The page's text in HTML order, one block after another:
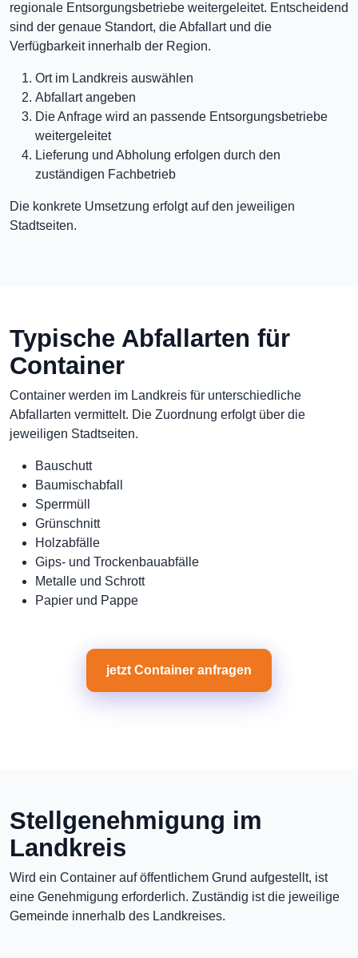
regionale Entsorgungsbetriebe weitergeleitet. Entscheidend
sind der genaue Standort, die Abfallart und die
Verfügbarkeit innerhalb der Region.
Ort im Landkreis auswählen
Abfallart angeben
Die Anfrage wird an passende Entsorgungsbetriebe
weitergeleitet
Lieferung und Abholung erfolgen durch den
zuständigen Fachbetrieb
Die konkrete Umsetzung erfolgt auf den jeweiligen
Stadtseiten.
Typische Abfallarten für
Container
Container werden im Landkreis für unterschiedliche
Abfallarten vermittelt. Die Zuordnung erfolgt über die
jeweiligen Stadtseiten.
Bauschutt
Baumischabfall
Sperrmüll
Grünschnitt
Holzabfälle
Gips- und Trockenbauabfälle
Metalle und Schrott
Papier und Pappe
jetzt Container anfragen
Stellgenehmigung im
Landkreis
Wird ein Container auf öffentlichem Grund aufgestellt, ist
eine Genehmigung erforderlich. Zuständig ist die jeweilige
Gemeinde innerhalb des Landkreises.